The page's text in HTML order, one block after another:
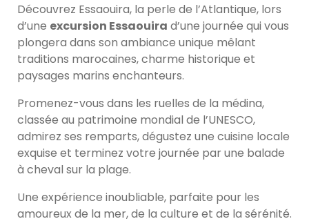
Découvrez Essaouira, la perle de l’Atlantique, lors
d’une excursion Essaouira d’une journée qui vous
plongera dans son ambiance unique mêlant
traditions marocaines, charme historique et
paysages marins enchanteurs.
Promenez-vous dans les ruelles de la médina,
classée au patrimoine mondial de l’UNESCO,
admirez ses remparts, dégustez une cuisine locale
exquise et terminez votre journée par une balade
à cheval sur la plage.
Une expérience inoubliable, parfaite pour les
amoureux de la mer, de la culture et de la sérénité.